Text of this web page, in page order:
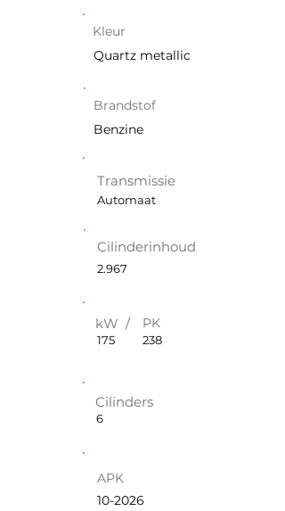
Kleur
Quartz metallic
Brandstof
Benzine
Transmissie
Automaat
Cilinderinhoud
2.967
kW / PK
175 238
Cilinders
6
APK
10-2026